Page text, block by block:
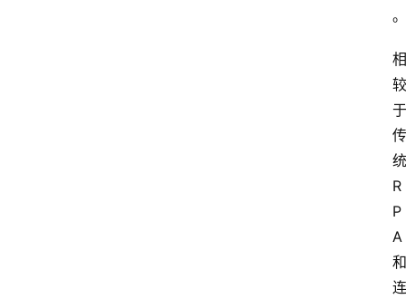
。
相
较
于
传
统
R
P
A
和
连